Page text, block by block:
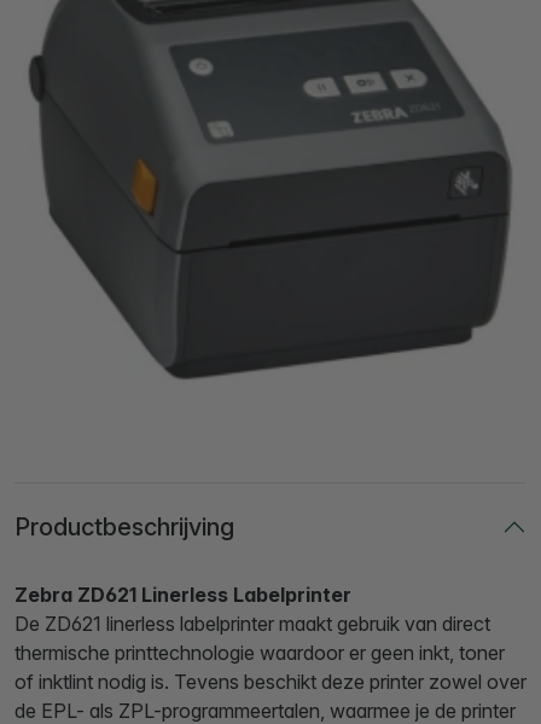
Productbeschrijving
Zebra ZD621 Linerless Labelprinter
De ZD621 linerless labelprinter maakt gebruik van direct
thermische printtechnologie waardoor er geen inkt, toner
of inktlint nodig is. Tevens beschikt deze printer zowel over
de EPL- als ZPL-programmeertalen, waarmee je de printer